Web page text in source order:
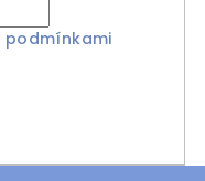
podmínkami